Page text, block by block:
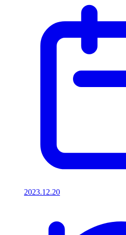
2023.12.20